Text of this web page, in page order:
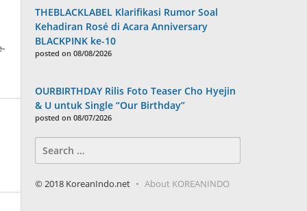
THEBLACKLABEL Klarifikasi Rumor Soal
Kehadiran Rosé di Acara Anniversary
BLACKPINK ke-10
posted on 08/08/2026
OURBIRTHDAY Rilis Foto Teaser Cho Hyejin
& U untuk Single “Our Birthday”
posted on 08/07/2026
for:
© 2018 KoreanIndo.net About KOREANINDO